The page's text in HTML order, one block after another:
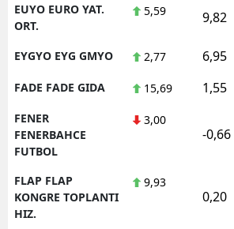
EUYO EURO YAT.
ORT.
5,59 9,82
EYGYO EYG GMYO 2,77 6,95
FADE FADE GIDA 15,69 1,55
FENER
FENERBAHCE
FUTBOL
3,00
-0,66
FLAP FLAP
KONGRE TOPLANTI
HIZ.
9,93
0,20